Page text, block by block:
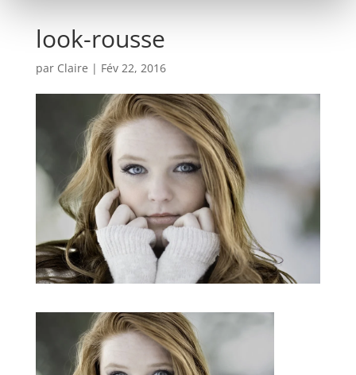
look-rousse
par Claire | Fév 22, 2016